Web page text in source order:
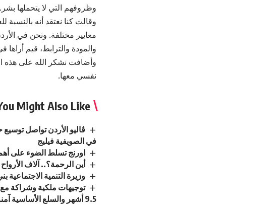
وظروفهم التي لا يتحملها بشر.
وقالت كنا نعتقد أنه
معايير مختلفة. ونحن في
والمودة والترابط، قيم أراها
وأضافت نشكر الله على هذه
نفسي معها.
Might Also Like
ڤاليو الأردن تواصل
في الصويفية فيليج
اورنج تسلط الضوء على أهم
أين الرحمة؟.. آلاف
وزيرة التنمية
توجيهات ملكية وشراكة
9.5 أشهر والسلع الأساسية آمنة